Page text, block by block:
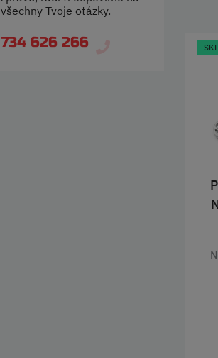
všechny Tvoje otázky.
734 626 266